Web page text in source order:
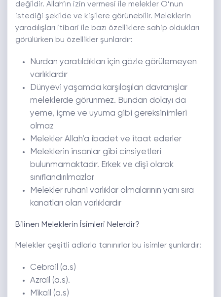
değildir. Allah’ın izin vermesi ile melekler O’nun
istediği şekilde ve kişilere görünebilir. Meleklerin
yaradılışları itibari ile bazı özelliklere sahip oldukları
görülürken bu özellikler şunlardır:
Nurdan yaratıldıkları için gözle görülemeyen
varlıklardır
Dünyevi yaşamda karşılaşılan davranışlar
meleklerde görünmez. Bundan dolayı da
yeme, içme ve uyuma gibi gereksinimleri
olmaz
Melekler Allah’a ibadet ve itaat ederler
Meleklerin insanlar gibi cinsiyetleri
bulunmamaktadır. Erkek ve dişi olarak
sınıflandırılmazlar
Melekler ruhani varlıklar olmalarının yanı sıra
kanatları olan varlıklardır
Bilinen Meleklerin İsimleri Nelerdir?
Melekler çeşitli adlarla tanınırlar bu isimler şunlardır:
Cebrail (a.s)
Azrail (a.s).
Mikail (a.s)